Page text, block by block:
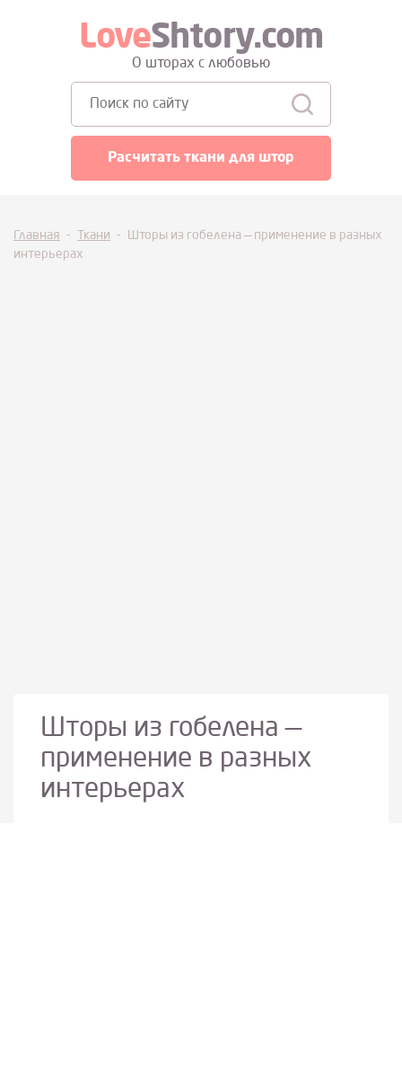
LoveShtory.com
О шторах с любовью
Расчитать ткани для штор
Главная - Ткани -
Шторы из гобелена — применение в разных
интерьерах
Шторы из гобелена —
применение в разных
интерьерах